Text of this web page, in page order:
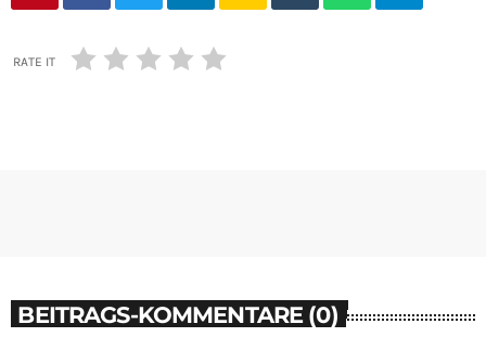
RATE IT
BEITRAGS-KOMMENTARE (0)